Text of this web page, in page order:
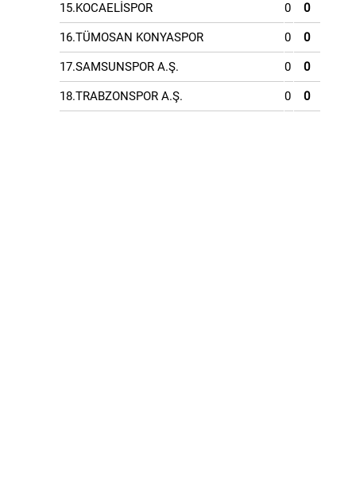
15.KOCAELİSPOR 0 0
16.TÜMOSAN KONYASPOR 0 0
17.SAMSUNSPOR A.Ş. 0 0
18.TRABZONSPOR A.Ş. 0 0